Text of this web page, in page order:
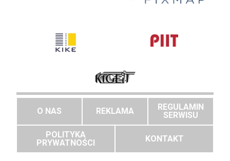
O NAS REKLAMA
REGULAMIN
SERWISU
POLITYKA
PRYWATNOŚCI
KONTAKT